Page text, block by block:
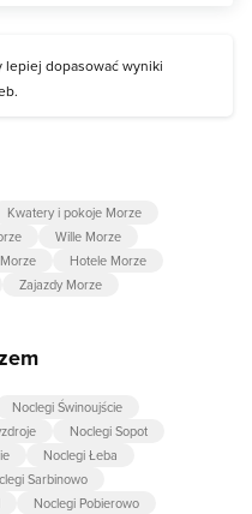
lepiej dopasować wyniki
Kwatery i pokoje Morze
Wille Morze
Hotele Morze
Zajazdy Morze
Noclegi Świnoujście
Noclegi Sopot
Noclegi Łeba
Sarbinowo
Noclegi Pobierowo